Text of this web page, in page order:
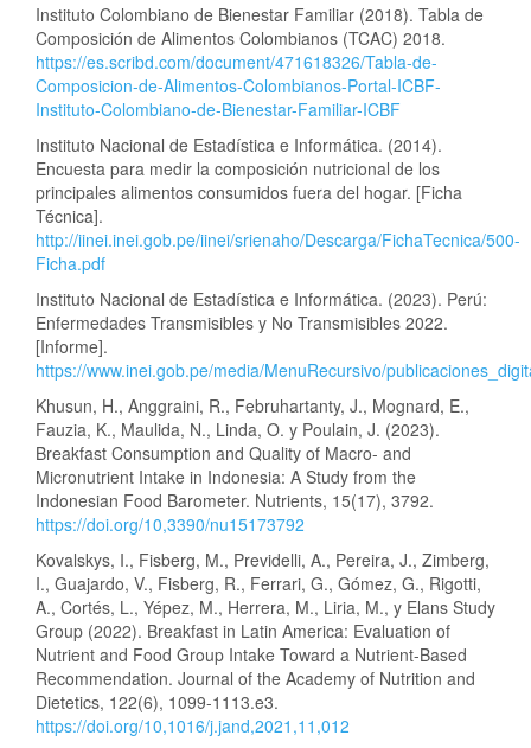
Instituto Colombiano de Bienestar Familiar (2018). Tabla de
Composición de Alimentos Colombianos (TCAC) 2018.
https://es.scribd.com/document/471618326/Tabla-de-
Composicion-de-Alimentos-Colombianos-Portal-ICBF-
Instituto-Colombiano-de-Bienestar-Familiar-ICBF
Instituto Nacional de Estadística e Informática. (2014).
Encuesta para medir la composición nutricional de los
principales alimentos consumidos fuera del hogar. [Ficha
Técnica].
http://iinei.inei.gob.pe/iinei/srienaho/Descarga/FichaTecnica/500-
Ficha.pdf
Instituto Nacional de Estadística e Informática. (2023). Perú:
Enfermedades Transmisibles y No Transmisibles 2022.
[Informe].
https://www.inei.gob.pe/media/MenuRecursivo/
Khusun, H., Anggraini, R., Februhartanty, J., Mognard, E.,
Fauzia, K., Maulida, N., Linda, O. y Poulain, J. (2023).
Breakfast Consumption and Quality of Macro- and
Micronutrient Intake in Indonesia: A Study from the
Indonesian Food Barometer. Nutrients, 15(17), 3792.
https://doi.org/10,3390/nu15173792
Kovalskys, I., Fisberg, M., Previdelli, A., Pereira, J., Zimberg,
I., Guajardo, V., Fisberg, R., Ferrari, G., Gómez, G., Rigotti,
A., Cortés, L., Yépez, M., Herrera, M., Liria, M., y Elans Study
Group (2022). Breakfast in Latin America: Evaluation of
Nutrient and Food Group Intake Toward a Nutrient-Based
Recommendation. Journal of the Academy of Nutrition and
Dietetics, 122(6), 1099-1113.e3.
https://doi.org/10,1016/j.jand,2021,11,012